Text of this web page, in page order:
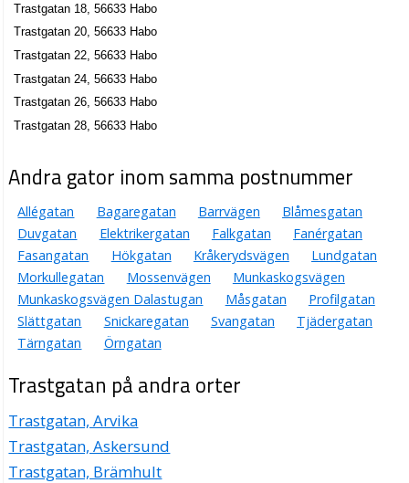
Trastgatan 18, 56633 Habo
Trastgatan 20, 56633 Habo
Trastgatan 22, 56633 Habo
Trastgatan 24, 56633 Habo
Trastgatan 26, 56633 Habo
Trastgatan 28, 56633 Habo
Andra gator inom samma postnummer
Allégatan Bagaregatan Barrvägen
Blåmesgatan
Duvgatan
Elektrikergatan Falkgatan
Fanérgatan
Fasangatan
Hökgatan Kråkerydsvägen
Lundgatan
Morkullegatan
Mossenvägen
Munkaskogsvägen
Munkaskogsvägen Dalastugan
Måsgatan
Profilgatan
Slättgatan
Snickaregatan Svangatan
Tjädergatan
Tärngatan
Örngatan
Trastgatan på andra orter
Trastgatan, Arvika
Trastgatan, Askersund
Trastgatan, Brämhult